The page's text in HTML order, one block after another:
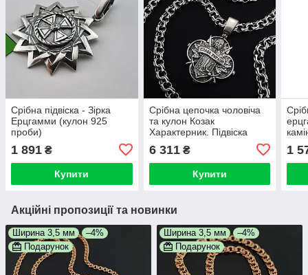
Срібна підвіска - Зірка
Ерцгамми (кулон 925
проби)
1 891 ₴
Купити
Срібна цепочка чоловіча
та кулон Козак
Характерник. Підвіска
козака з гербом і ланцюг
на шию. Срібло 925
6 311₴
Купити
1
Акційні пропозиції та новинки
Ширина 3,5 мм
–4%
Подарунок
Ширина 3,5 мм
–4%
Подарунок